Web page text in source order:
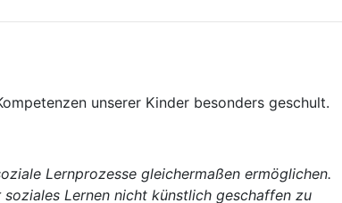
unserer Kinder besonders geschult.
Lernprozesse gleichermaßen ermöglichen.
Lernen nicht künstlich geschaffen zu